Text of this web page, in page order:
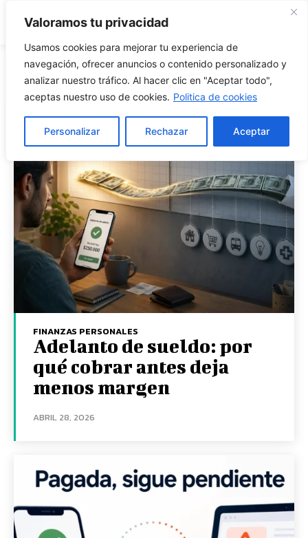
Valoramos tu privacidad
Usamos cookies para mejorar tu experiencia de
navegación, ofrecer anuncios o contenido personalizado y
analizar nuestro tráfico. Al hacer clic en "Aceptar todo",
aceptas nuestro uso de cookies. Politica de cookies
Personalizar Rechazar Aceptar
Market Clave
Finanzas Personales
FINANZAS PERSONALES
Adelanto de sueldo: por
qué cobrar antes deja
menos margen
ABRIL 28, 2026